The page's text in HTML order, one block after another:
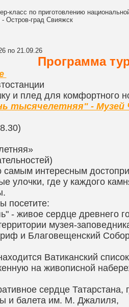
класс по приготовлению
Остров-град Свияжск
по 21.09.26
Программа
и плед для комфортного
тысячелетняя" -
интересным
улочки, где у каждого
посетите:
- живое сердце древнего
музея-
и Благовещенский
Ватиканский
на живописной
сердце Татарстана,
и балета им. М. Джалиля,